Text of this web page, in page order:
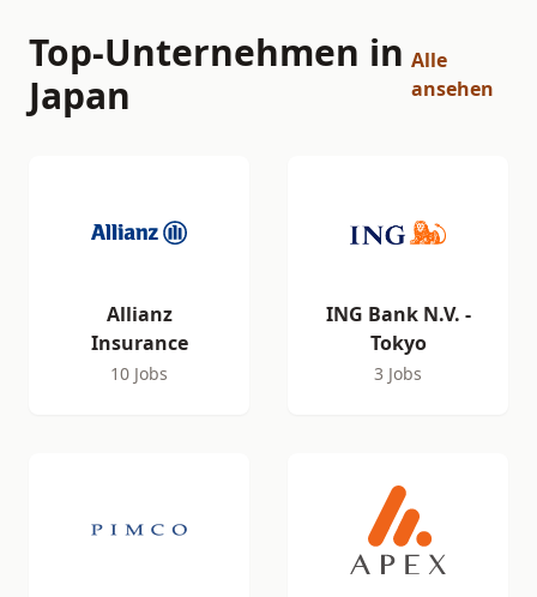
Top-Unternehmen in
Japan
Alle
ansehen
Allianz
Insurance
10 Jobs
ING Bank N.V. -
Tokyo
3 Jobs